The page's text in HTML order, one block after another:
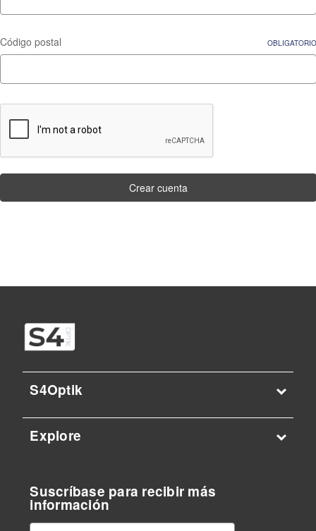
Código postal OBLIGATORIO
S4Optik
Explore
Suscríbase para recibir más
información